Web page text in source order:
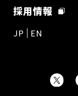
採用情報
JP EN